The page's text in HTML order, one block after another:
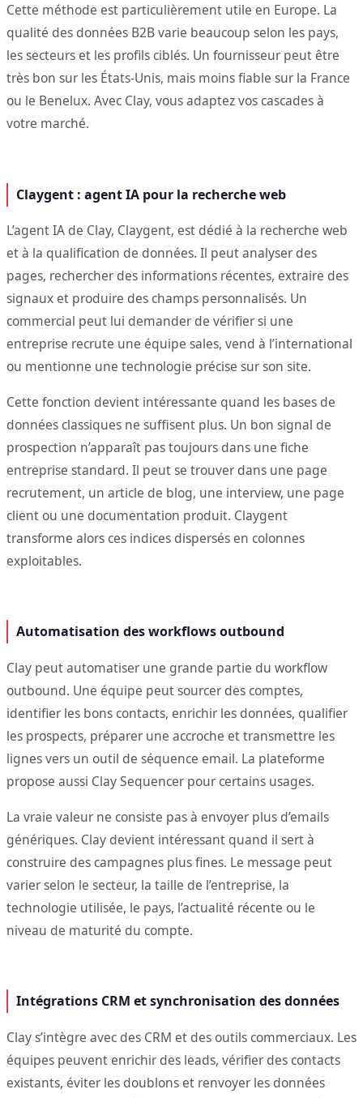
Cette méthode est particulièrement utile en Europe. La
qualité des données B2B varie beaucoup selon les pays,
les secteurs et les profils ciblés. Un fournisseur peut être
très bon sur les États-Unis, mais moins fiable sur la France
ou le Benelux. Avec Clay, vous adaptez vos cascades à
votre marché.
Claygent : agent IA pour la recherche web
L’agent IA de Clay, Claygent, est dédié à la recherche web
et à la qualification de données. Il peut analyser des
pages, rechercher des informations récentes, extraire des
signaux et produire des champs personnalisés. Un
commercial peut lui demander de vérifier si une
entreprise recrute une équipe sales, vend à l’international
ou mentionne une technologie précise sur son site.
Cette fonction devient intéressante quand les bases de
données classiques ne suffisent plus. Un bon signal de
prospection n’apparaît pas toujours dans une fiche
entreprise standard. Il peut se trouver dans une page
recrutement, un article de blog, une interview, une page
client ou une documentation produit. Claygent
transforme alors ces indices dispersés en colonnes
exploitables.
Automatisation des workflows outbound
Clay peut automatiser une grande partie du workflow
outbound. Une équipe peut sourcer des comptes,
identifier les bons contacts, enrichir les données, qualifier
les prospects, préparer une accroche et transmettre les
lignes vers un outil de séquence email. La plateforme
propose aussi Clay Sequencer pour certains usages.
La vraie valeur ne consiste pas à envoyer plus d’emails
génériques. Clay devient intéressant quand il sert à
construire des campagnes plus fines. Le message peut
varier selon le secteur, la taille de l’entreprise, la
technologie utilisée, le pays, l’actualité récente ou le
niveau de maturité du compte.
Intégrations CRM et synchronisation des données
Clay s’intègre avec des CRM et des outils commerciaux. Les
équipes peuvent enrichir des leads, vérifier des contacts
existants, éviter les doublons et renvoyer les données